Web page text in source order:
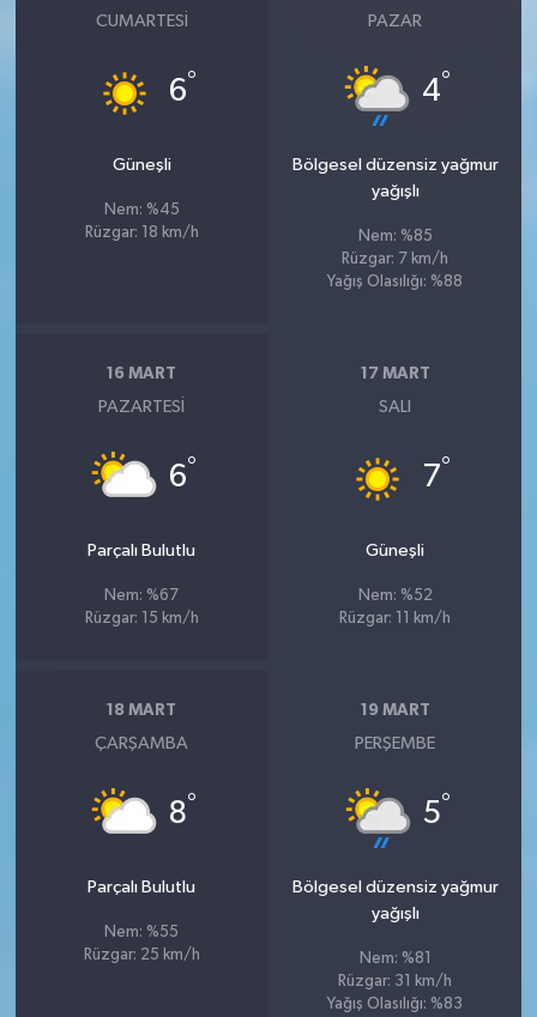
CUMARTESI
6°
Güneşli
Nem: %45
Rüzgar: 18 km/h
PAZAR
4°
Bölgesel düzensiz yağmur
yağışlı
Nem: %85
Rüzgar: 7 km/h
Yağış Olasılığı: %88
16 MART
PAZARTESI
6°
Parçalı Bulutlu
Nem: %67
Rüzgar: 15 km/h
17 MART
SALI
7°
Güneşli
Nem: %52
Rüzgar: 11 km/h
18 MART
ÇARŞAMBA
8°
Parçalı Bulutlu
Nem: %55
Rüzgar: 25 km/h
19 MART
PERŞEMBE
5°
Bölgesel düzensiz yağmur
yağışlı
Nem: %81
Rüzgar: 31 km/h
Yağış Olasılığı: %83